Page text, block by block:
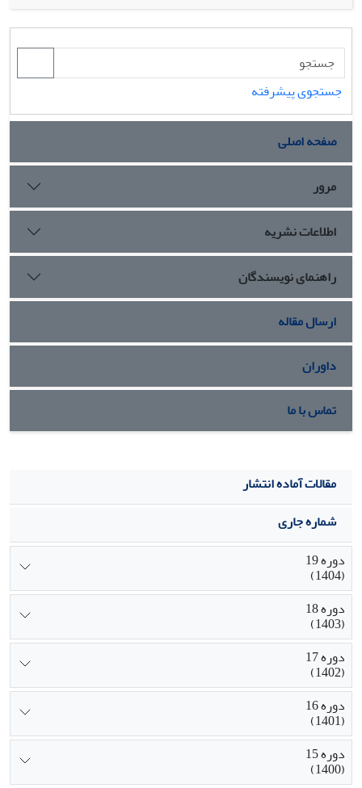
هر گفتمان و کردارهای گفتمانی ناشی از آنها در درون مناسبات
قدرت، زمینه‌های چرخش گفتمان‌های روشنفکری به گفتمان‌های
بوروکراتیک و به دنبال آن تغییر نظام سیاسی را در نوعی عدم
استمرار تاریخی فراهم آورده است.
جستجوی پیشرفته
صفحه اصلی
مرور
اطلاعات نشریه
راهنمای نویسندگان
ارسال مقاله
داوران
تماس با ما
مقالات آماده انتشار
شماره جاری
دوره 19
(1404)
دوره 18
(1403)
دوره 17
(1402)
دوره 16
(1401)
دوره 15
(1400)